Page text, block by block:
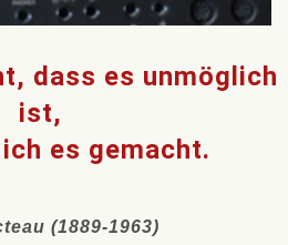
dass es unmöglich
ist,
es gemacht.
(1889-1963)